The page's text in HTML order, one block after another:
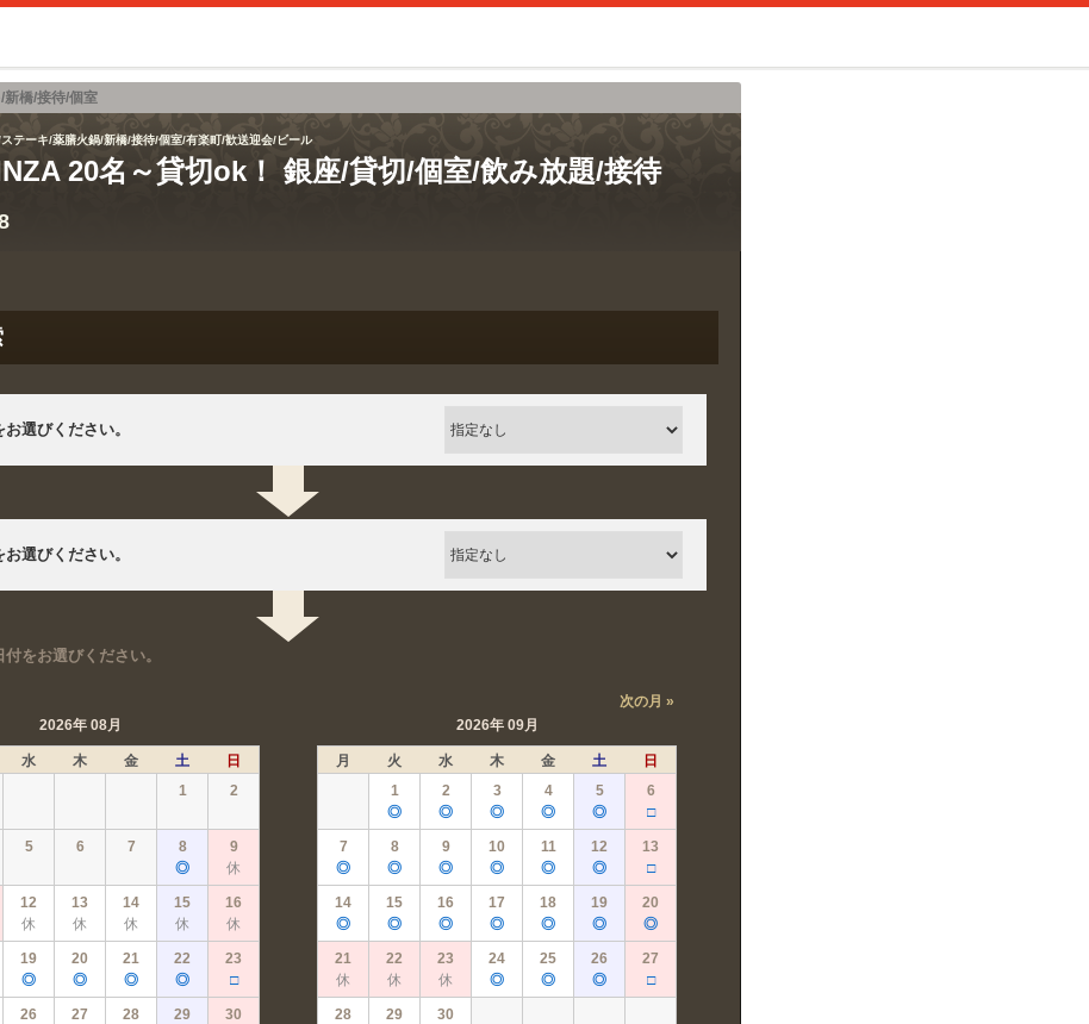
新橋/接待/個室
テーキ/薬膳火鍋/新橋/接待/個室/有楽町/歓送迎会/ビール
20名～貸切ok！ 銀座/貸切/個室/飲み放題/接待
選びください。
選びください。
をお選びください。
2026年 08月
水 木 金 土
日
1
2
5 6 7
8
◎
9
休
12
休
13
休
14
休
15
休
16
休
19
◎
20
◎
21
◎
22
◎
23
□
26
27
28
29
30
2026年 09月
月 火 水 木 金 土
日
1
◎
2
◎
3
◎
4
◎
5
◎
6
□
7
◎
8
◎
9
◎
10
◎
11
◎
12
◎
13
□
14
◎
15
◎
16
◎
17
◎
18
◎
19
◎
20
◎
21
休
22
休
23
休
24
◎
25
◎
26
◎
27
□
28
29
30
次の月 »